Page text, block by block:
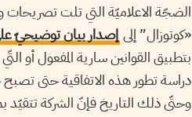
الضجّة الاعلاميّة التي تلت
«كوتوزال” إلى إصدار بيان توضيحيّ
بتطبيق القوانين سارية المفعول أو
دراسة تطور هذه الاتفاقية حتى تصبح
وحتّى ذلك التاريخ فإنّ الشركة تتقيّد